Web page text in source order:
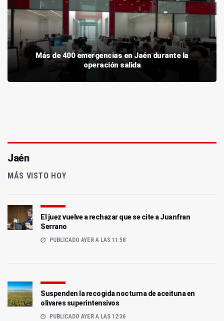
Más de 400 emergencias en Jaén durante la
operación salida
Jaén
MÁS VISTO HOY
El juez vuelve a rechazar que se cite a Juanfran
Serrano
PUBLICADO AYER A LAS 11:58
Suspenden la recogida nocturna de aceituna en
olivares superintensivos
PUBLICADO AYER A LAS 12:36